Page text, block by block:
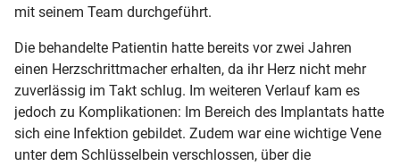
mit seinem Team durchgeführt.
Die behandelte Patientin hatte bereits vor zwei Jahren
einen Herzschrittmacher erhalten, da ihr Herz nicht mehr
zuverlässig im Takt schlug. Im weiteren Verlauf kam es
jedoch zu Komplikationen: Im Bereich des Implantats hatte
sich eine Infektion gebildet. Zudem war eine wichtige Vene
unter dem Schlüsselbein verschlossen, über die